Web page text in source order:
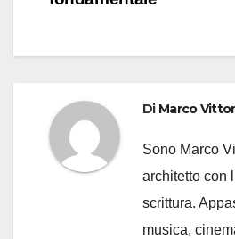
Di Marco
Sono Marco
architetto con
scrittura.
musica,